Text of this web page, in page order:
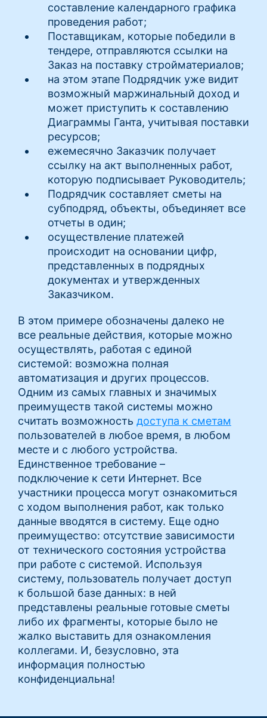
составление календарного графика
проведения работ;
Поставщикам, которые победили в
тендере, отправляются ссылки на
Заказ на поставку стройматериалов;
на этом этапе Подрядчик уже видит
возможный маржинальный доход и
может приступить к составлению
Диаграммы Ганта, учитывая поставки
ресурсов;
ежемесячно Заказчик получает
ссылку на акт выполненных работ,
которую подписывает Руководитель;
Подрядчик составляет сметы на
субподряд, объекты, объединяет все
отчеты в один;
осуществление платежей
происходит на основании цифр,
представленных в подрядных
документах и утвержденных
Заказчиком.
В этом примере обозначены далеко не
все реальные действия, которые можно
осуществлять, работая с единой
системой: возможна полная
автоматизация и других процессов.
Одним из самых главных и значимых
преимуществ такой системы можно
считать возможность доступа к сметам
пользователей в любое время, в любом
месте и с любого устройства.
Единственное требование –
подключение к сети Интернет. Все
участники процесса могут ознакомиться
с ходом выполнения работ, как только
данные вводятся в систему. Еще одно
преимущество: отсутствие зависимости
от технического состояния устройства
при работе с системой. Используя
систему, пользователь получает доступ
к большой базе данных: в ней
представлены реальные готовые сметы
либо их фрагменты, которые было не
жалко выставить для ознакомления
коллегами. И, безусловно, эта
информация полностью
конфиденциальна!